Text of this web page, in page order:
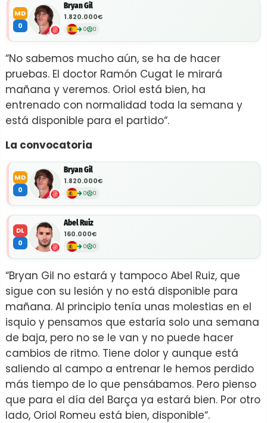
MD
0
Bryan Gil
1.820.000€
0 0
“No sabemos mucho aún, se ha de hacer
pruebas. El doctor Ramón Cugat le mirará
mañana y veremos. Oriol está bien, ha
entrenado con normalidad toda la semana y
está disponible para el partido“.
La convocatoria
MD
0
Bryan Gil
1.820.000€
0 0
DL
0
Abel Ruiz
160.000€
0 0
“Bryan Gil no estará y tampoco Abel Ruiz, que
sigue con su lesión y no está disponible para
mañana. Al principio tenía unas molestias en el
isquio y pensamos que estaría solo una semana
de baja, pero no se le van y no puede hacer
cambios de ritmo. Tiene dolor y aunque está
saliendo al campo a entrenar le hemos perdido
más tiempo de lo que pensábamos. Pero pienso
que para el día del Barça ya estará bien. Por otro
lado, Oriol Romeu está bien, disponible“.